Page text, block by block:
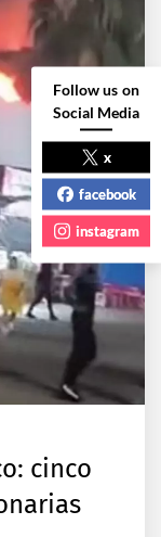
cinco
Follow us on
Social Media
x
facebook
instagram